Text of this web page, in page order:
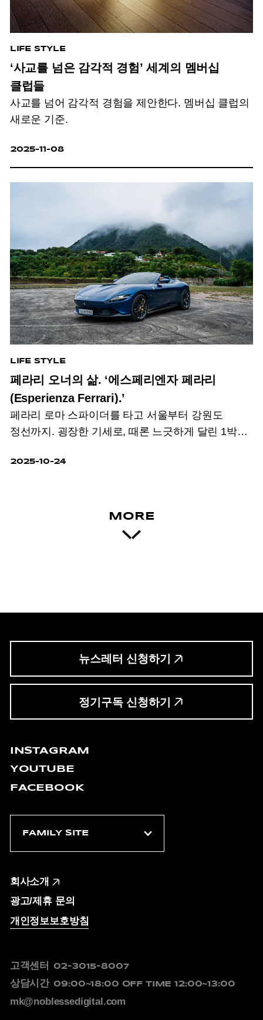
LIFE STYLE
‘사교를 넘은 감각적 경험’ 세계의 멤버십
클럽들
사교를 넘어 감각적 경험을 제안한다. 멤버십 클럽의
새로운 기준.
2025-11-08
LIFE STYLE
페라리 오너의 삶. ‘에스페리엔자 페라리
(Esperienza Ferrari).’
페라리 로마 스파이더를 타고 서울부터 강원도
정선까지. 굉장한 기세로, 때론 느긋하게 달린 1박
2025-10-24
MORE
뉴스레터 신청하기
정기구독 신청하기
INSTAGRAM
YOUTUBE
FACEBOOK
회사소개
광고/제휴 문의
개인정보보호방침
고객센터 02-3015-8007
상담시간 09:00~18:00 OFF TIME 12:00~13:00
mk@noblessedigital.com